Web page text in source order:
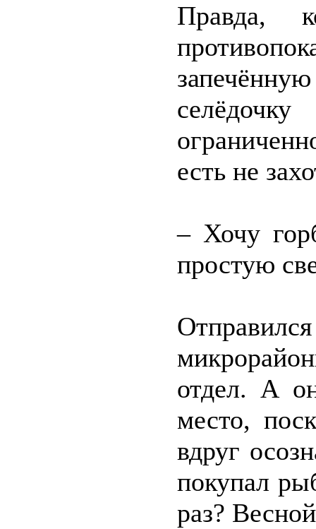
Правда,
есть не
– Хочу
простую
отдел. А
место,
вдруг
покупал
раз?